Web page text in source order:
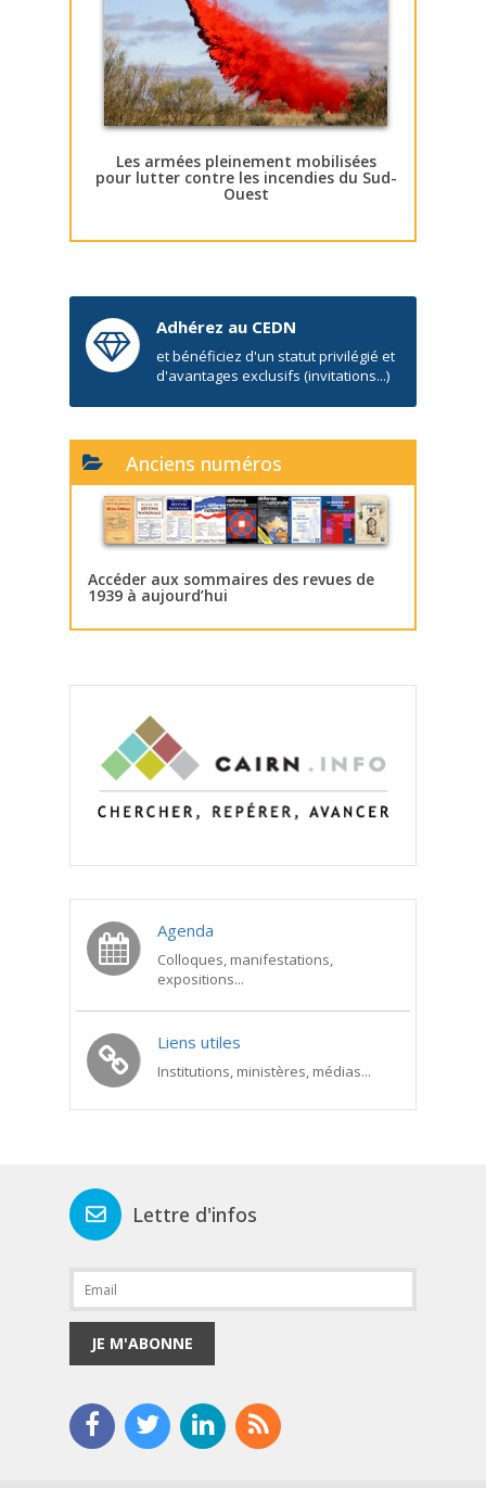
Les armées pleinement mobilisées
pour lutter contre les incendies du Sud-
Ouest
Adhérez au CEDN
et bénéficiez d'un statut privilégié et
d'avantages exclusifs (invitations...)
Anciens numéros
Accéder aux sommaires des revues de
1939 à aujourd’hui
Agenda
Colloques, manifestations,
expositions...
Liens utiles
Institutions, ministères, médias...
Lettre d'infos
JE M'ABONNE